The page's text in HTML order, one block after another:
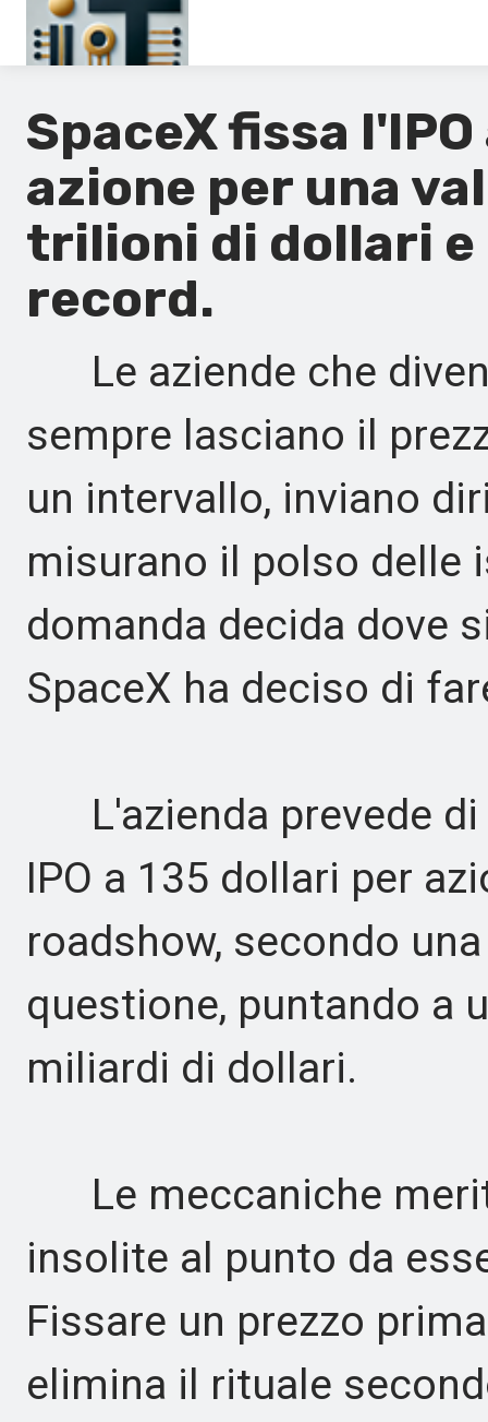
En
Es
Ru
It
SpaceX fissa
azione per una
trilioni di dollari e
record.
Le aziende che
sempre lasciano il
un intervallo, inviano
misurano il polso delle
domanda decida dove
SpaceX ha deciso di
L'azienda prevede di
IPO a 135 dollari per
roadshow, secondo
questione, puntando a
miliardi di dollari.
Le meccaniche
insolite al punto da
Fissare un prezzo
elimina il rituale